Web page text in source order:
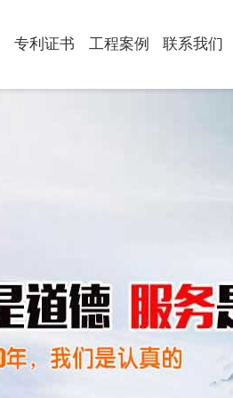
专利证书 工程案例 联系我们